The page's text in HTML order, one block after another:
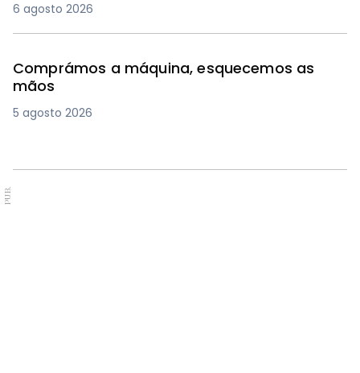
6 agosto 2026
Comprámos a máquina, esquecemos as
mãos
5 agosto 2026
PUB.